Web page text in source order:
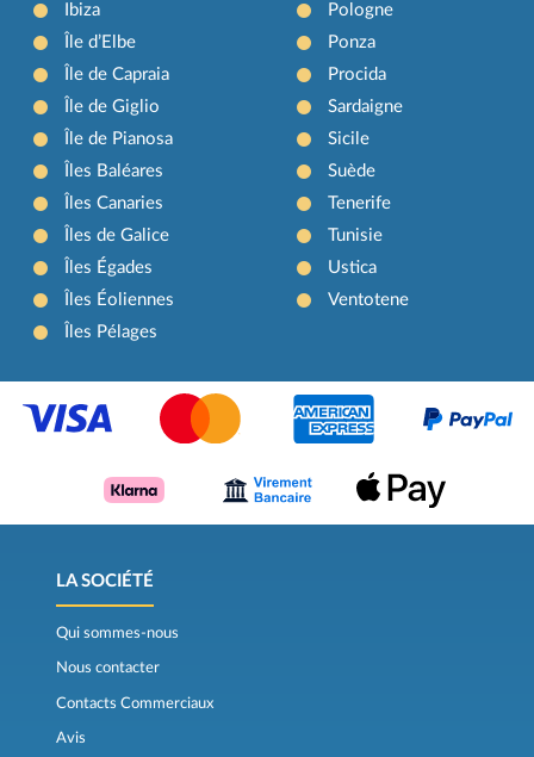
Ibiza
Île d’Elbe
Île de Capraia
Île de Giglio
Île de Pianosa
Îles Baléares
Îles Canaries
Îles de Galice
Îles Égades
Îles Éoliennes
Îles Pélages
Pologne
Ponza
Procida
Sardaigne
Sicile
Suède
Tenerife
Tunisie
Ustica
Ventotene
LA SOCIÉTÉ
Qui sommes-nous
Nous contacter
Contacts Commerciaux
Avis